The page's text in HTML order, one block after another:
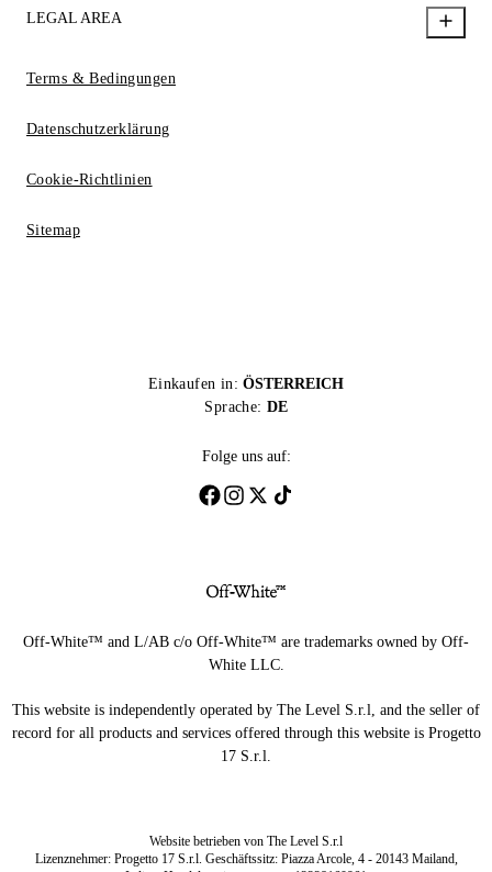
LEGAL AREA
Terms & Bedingungen
Datenschutzerklärung
Cookie-Richtlinien
Sitemap
Einkaufen in: ÖSTERREICH
Sprache: DE
Folge uns auf:
Off-White™ and L/AB c/o Off-White™ are trademarks owned by Off-
White LLC.
This website is independently operated by The Level S.r.l, and the seller of
record for all products and services offered through this website is Progetto
17 S.r.l.
Website betrieben von The Level S.r.l
Lizenznehmer: Progetto 17 S.r.l. Geschäftssitz: Piazza Arcole, 4 - 20143 Mailand,